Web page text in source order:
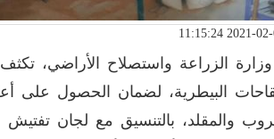
وزارة الزراعة واستصلاح الأراضي،
البيطرية، لضمان الحصول على
والمقلد، بالتنسيق مع لجان تفتيش